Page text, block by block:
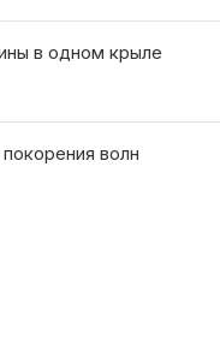
в одном крыле
волн